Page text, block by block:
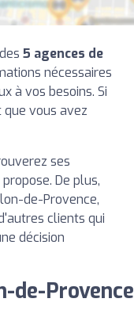
5 agences de
nécessaires
à vos besoins. Si
vous avez
ses
De plus,
de-Provence,
clients qui
décision
de-Provence